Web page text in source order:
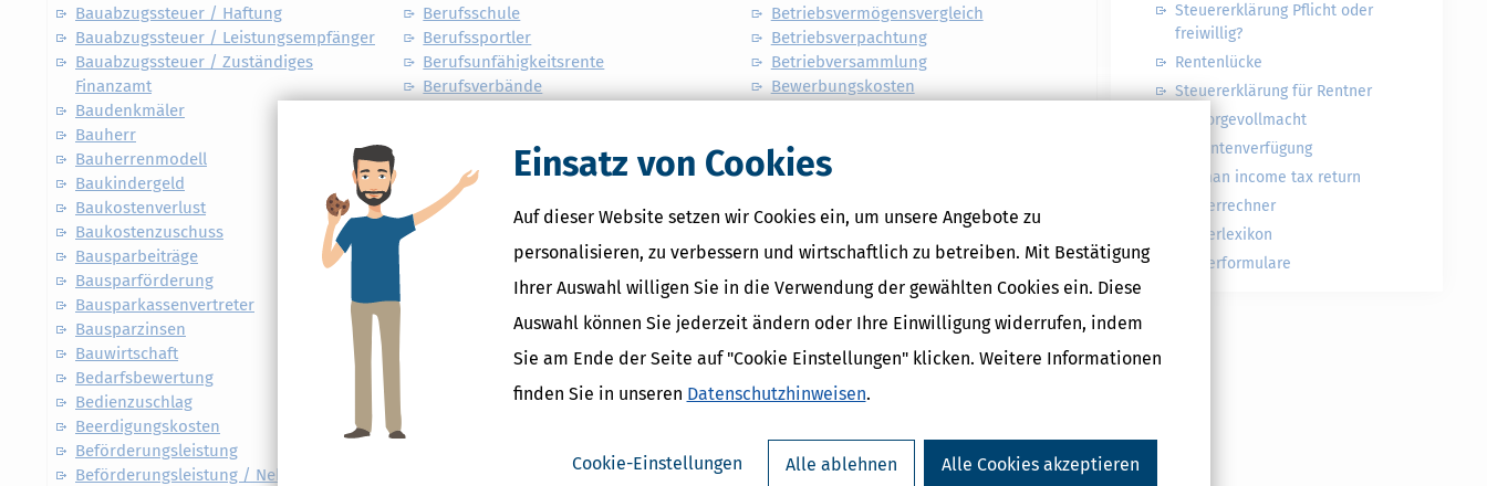
Einsatz von Cookies
Auf dieser Website setzen wir Cookies ein, um unsere Angebote zu
personalisieren, zu verbessern und wirtschaftlich zu betreiben. Mit Bestätigung
Ihrer Auswahl willigen Sie in die Verwendung der gewählten Cookies ein. Diese
Auswahl können Sie jederzeit ändern oder Ihre Einwilligung widerrufen, indem
Sie am Ende der Seite auf "Cookie Einstellungen" klicken. Weitere Informationen
finden Sie in unseren Datenschutzhinweisen.
Cookie-Einstellungen Alle ablehnen Alle Cookies akzeptieren
Bauabzugssteuer / Haftung
Bauabzugssteuer / Leistungsempfänger
Bauabzugssteuer / Zuständiges
Finanzamt
Baudenkmäler
Bauherr
Bauherrenmodell
Baukindergeld
Baukostenverlust
Baukostenzuschuss
Bausparbeiträge
Bausparförderung
Bausparkassenvertreter
Bausparzinsen
Bauwirtschaft
Bedarfsbewertung
Bedienzuschlag
Beerdigungskosten
Beförderungsleistung
Beförderungsleistung / Nebenleistung
Berufsschule
Berufssportler
Berufsunfähigkeitsrente
Berufsverbände
Beschränkte Steuerpflicht
Beschwerde
Beseitigung von Umweltbelastungen
Besondere Veranlagung
Besondere Verbrauchsteuern
Besorgungsleistung
Bestandskraft
Bestechungsgelder
Betreuungsfreibetrag
Betriebsvermögensvergleich
Betriebsverpachtung
Betriebversammlung
Bewerbungskosten
BFH
BGB-Gesellschaft
BIC
Biersteuer
Bilanz
Bilanzänderung
Bilanzberichtigung
Blindengeld
Bodenschatz
Bonität
Buchwert
Steuererklärung Pflicht oder
freiwillig?
Rentenlücke
Steuererklärung für Rentner
Vorsorgevollmacht
Patientenverfügung
German income tax return
Steuerrechner
Steuerlexikon
Steuerformulare